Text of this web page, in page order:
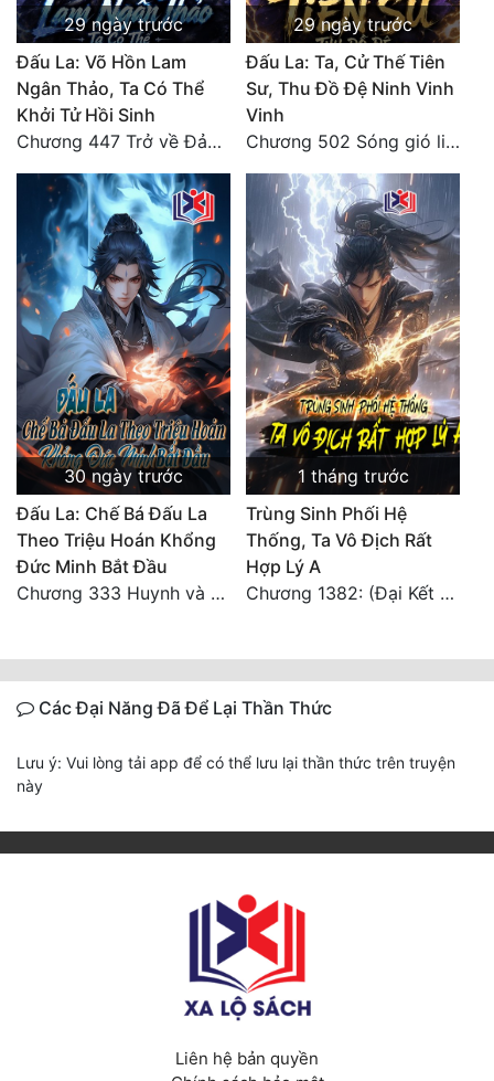
29 ngày trước
Đấu La: Võ Hồn Lam
Ngân Thảo, Ta Có Thể
Khởi Tử Hồi Sinh
Chương 447 Trở về Đảo Hải Thần
29 ngày trước
Đấu La: Ta, Cử Thế Tiên
Sư, Thu Đồ Đệ Ninh Vinh
Vinh
Chương 502 Sóng gió liên hồi, nguy cơ sinh nở của Ninh Vinh Vinh [HẾT]
30 ngày trước
Đấu La: Chế Bá Đấu La
Theo Triệu Hoán Khổng
Đức Minh Bắt Đầu
Chương 333 Huynh và đệ, thần và quân
1 tháng trước
Trùng Sinh Phối Hệ
Thống, Ta Vô Địch Rất
Hợp Lý A
Chương 1382: (Đại Kết Cục)
Các Đại Năng Đã Để Lại Thần Thức
Lưu ý: Vui lòng tải app để có thể lưu lại thần thức trên truyện
này
Liên hệ bản quyền